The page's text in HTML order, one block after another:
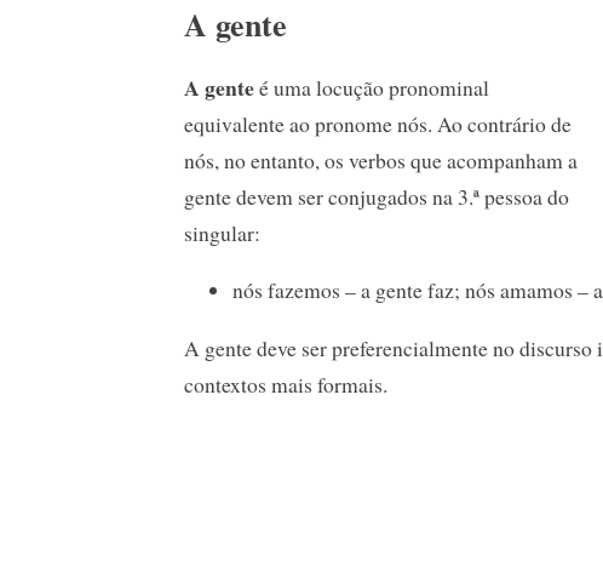
A gente
A genteé uma locução pronominal
equivalente ao pronome nós. Ao contrário de
nós, no entanto, os verbos que acompanham a
gente devem ser conjugados na 3.ª pessoa do
singular:
nós fazemos – a gente faz; nós amamos –
A gente deve ser preferencialmente no
contextos mais formais.